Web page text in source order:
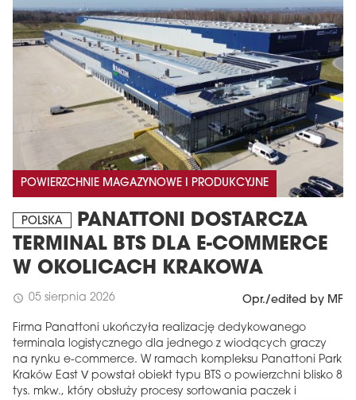
POWIERZCHNIE MAGAZYNOWE I PRODUKCYJNE
POLSKA
PANATTONI DOSTARCZA
TERMINAL BTS DLA E-COMMERCE
W OKOLICACH KRAKOWA
schedule 05 sierpnia 2026 Opr./edited by MF
Firma Panattoni ukończyła realizację dedykowanego
terminala logistycznego dla jednego z wiodących graczy
na rynku e-commerce. W ramach kompleksu Panattoni Park
Kraków East V powstał obiekt typu BTS o powierzchni blisko 8
tys. mkw., który obsłuży procesy sortowania paczek i